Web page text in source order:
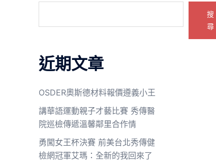
搜
尋
近期文章
OSDER奧斯德材料報價遵義小王
講華語運動親子才藝比賽 秀傳醫
院巡檢傳遞溫馨鄰里合作情
勇闖女王杯決賽 前美台北秀傳健
檢網冠軍艾瑪：全新的我回來了